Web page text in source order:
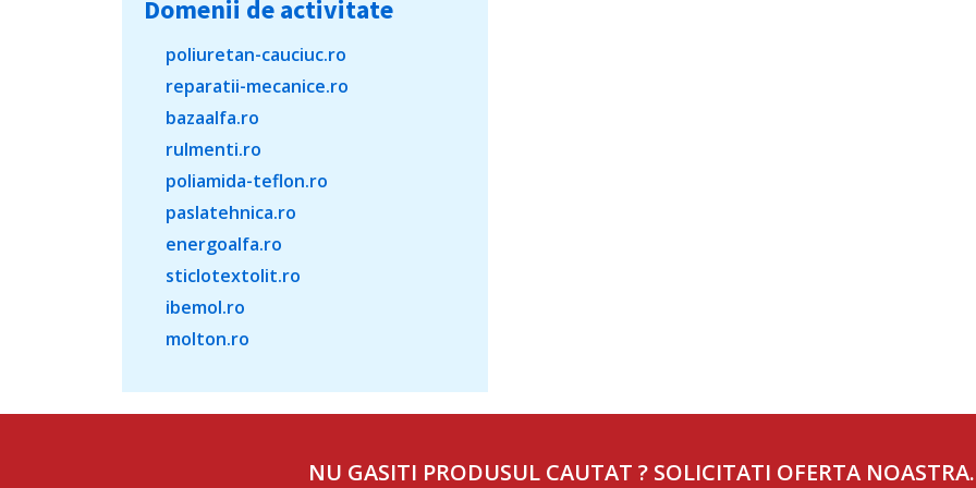
Domenii de activitate
poliuretan-cauciuc.ro
reparatii-mecanice.ro
bazaalfa.ro
rulmenti.ro
poliamida-teflon.ro
paslatehnica.ro
energoalfa.ro
sticlotextolit.ro
ibemol.ro
molton.ro
NU GASITI PRODUSUL CAUTAT ? SOLICITATI OFERTA NOASTRA.